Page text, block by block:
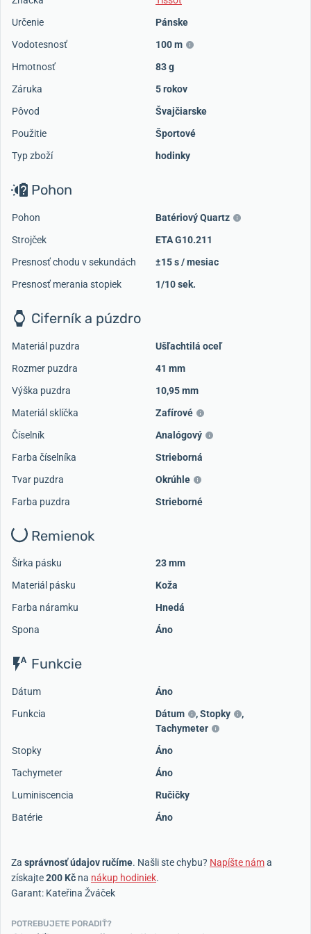
Určenie
Pánske
Vodotesnosť
100 m
Hmotnosť
83 g
Záruka
5 rokov
Pôvod
Švajčiarske
Použitie
Športové
Typ zboží
hodinky
Pohon
Pohon
Batériový Quartz
Strojček
ETA G10.211
Presnosť chodu v sekundách
±15 s / mesiac
Presnosť merania stopiek
1/10 sek.
Ciferník a púzdro
Materiál puzdra
Ušľachtilá oceľ
Rozmer puzdra
41 mm
Výška puzdra
10,95 mm
Materiál sklíčka
Zafírové
Číselník
Analógový
Farba číselníka
Strieborná
Tvar puzdra
Okrúhle
Farba puzdra
Strieborné
Remienok
Šírka pásku
23 mm
Materiál pásku
Koža
Farba náramku
Hnedá
Spona
Áno
Funkcie
Dátum
Áno
Funkcia
Dátum ,Stopky
,
Tachymeter
Stopky
Áno
Tachymeter
Áno
Luminiscencia
Ručičky
Batérie
Áno
Za správnosť údajov ručíme. Našli ste chybu? Napíšte náma
získajte200 Kč na nákup hodiniek.
Garant: Kateřina Žváček
POTREBUJETE PORADIŤ?